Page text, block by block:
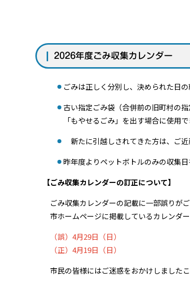
2026年度ごみ収集カレンダー
ごみは正しく分別し、決められた日
古い指定ごみ袋（合併前の旧町村の
「もやせるごみ」を出す場合に使用で
新たに引越しされてきた方は、ご
昨年度よりペットボトルのみの収集
【ごみ収集カレンダーの訂正について】
ごみ収集カレンダーの記載に一部誤りがご
市ホームページに掲載しているカレンダ
（誤）4月29日（日）
（正）4月19日（日）
市民の皆様にはご迷惑をおかけしましたこ